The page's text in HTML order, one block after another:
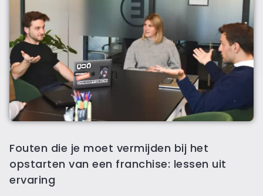
Fouten die je moet vermijden bij het
opstarten van een franchise: lessen uit
ervaring